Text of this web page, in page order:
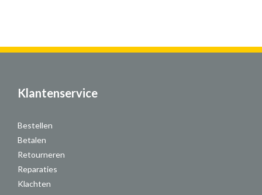
Klantenservice
Bestellen
Betalen
Retourneren
Reparaties
Klachten